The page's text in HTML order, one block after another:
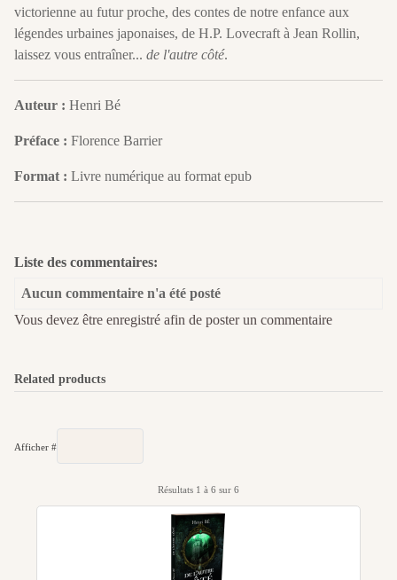
victorienne au futur proche, des contes de notre enfance aux
légendes urbaines japonaises, de H.P. Lovecraft à Jean Rollin,
laissez vous entraîner... de l'autre côté.
Auteur : Henri Bé
Préface : Florence Barrier
Format : Livre numérique au format epub
Liste des commentaires:
Aucun commentaire n'a été posté
Vous devez être enregistré afin de poster un commentaire
Related products
Afficher #
Résultats 1 à 6 sur 6